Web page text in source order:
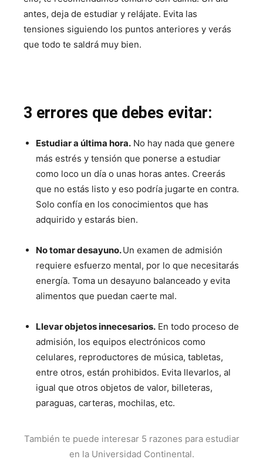
antes, deja de estudiar y relájate. Evita las
tensiones siguiendo los puntos anteriores y verás
que todo te saldrá muy bien.
3 errores que debes evitar:
Estudiar a última hora. No hay nada que genere
más estrés y tensión que ponerse a estudiar
como loco un día o unas horas antes. Creerás
que no estás listo y eso podría jugarte en contra.
Solo confía en los conocimientos que has
adquirido y estarás bien.
No tomar desayuno.Un examen de admisión
requiere esfuerzo mental, por lo que necesitarás
energía. Toma un desayuno balanceado y evita
alimentos que puedan caerte mal.
Llevar objetos innecesarios. En todo proceso de
admisión, los equipos electrónicos como
celulares, reproductores de música, tabletas,
entre otros, están prohibidos. Evita llevarlos, al
igual que otros objetos de valor, billeteras,
paraguas, carteras, mochilas, etc.
También te puede interesar 5 razones para estudiar
en la Universidad Continental.